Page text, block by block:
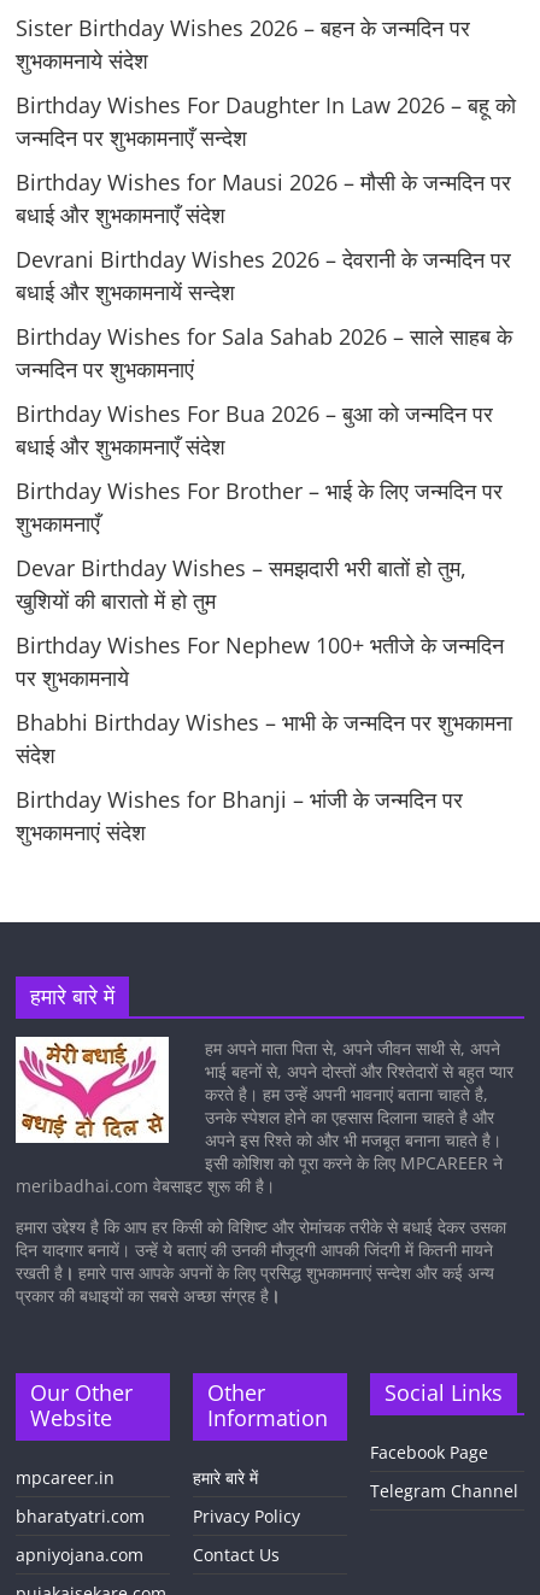
Sister Birthday Wishes 2026 – बहन के जन्मदिन पर
शुभकामनाये संदेश
Birthday Wishes For Daughter In Law 2026 – बहू को
जन्मदिन पर शुभकामनाएँ सन्देश
Birthday Wishes for Mausi 2026 – मौसी के जन्मदिन पर
बधाई और शुभकामनाएँ संदेश
Devrani Birthday Wishes 2026 – देवरानी के जन्मदिन पर
बधाई और शुभकामनायें सन्देश
Birthday Wishes for Sala Sahab 2026 – साले साहब के
जन्मदिन पर शुभकामनाएं
Birthday Wishes For Bua 2026 – बुआ को जन्मदिन पर
बधाई और शुभकामनाएँ संदेश
Birthday Wishes For Brother – भाई के लिए जन्मदिन पर
शुभकामनाएँ
Devar Birthday Wishes – समझदारी भरी बातों हो तुम,
खुशियों की बारातो में हो तुम
Birthday Wishes For Nephew 100+ भतीजे के जन्मदिन
पर शुभकामनाये
Bhabhi Birthday Wishes – भाभी के जन्मदिन पर शुभकामना
संदेश
Birthday Wishes for Bhanji – भांजी के जन्मदिन पर
शुभकामनाएं संदेश
हमारे बारे में
हम अपने माता पिता से, अपने जीवन साथी से, अपने
भाई बहनों से, अपने दोस्तों और रिश्तेदारों से बहुत प्यार
करते है। हम उन्हें अपनी भावनाएं बताना चाहते है,
उनके स्पेशल होने का एहसास दिलाना चाहते है और
अपने इस रिश्ते को और भी मजबूत बनाना चाहते है।
इसी कोशिश को पूरा करने के लिए MPCAREER ने
meribadhai.com वेबसाइट शुरू की है।
हमारा उद्देश्य है कि आप हर किसी को विशिष्ट और रोमांचक तरीके से बधाई देकर उसका
दिन यादगार बनायें। उन्हें ये बताएं की उनकी मौजूदगी आपकी जिंदगी में कितनी मायने
रखती है । हमारे पास आपके अपनों के लिए प्रसिद्ध शुभकामनाएं सन्देश और कई अन्य
प्रकार की बधाइयों का सबसे अच्छा संग्रह है ।
Our Other
Website
mpcareer.in
bharatyatri.com
apniyojana.com
Other
Information
हमारे बारे में
Privacy Policy
Contact Us
Social Links
Facebook Page
Telegram Channel